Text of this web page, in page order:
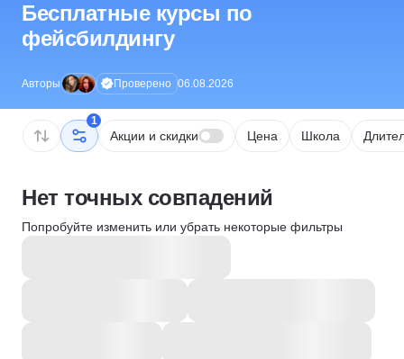
Бесплатные курсы по
фейсбилдингу
Авторы Проверено 06.08.2026
1
Акции и скидки Цена Школа
Нет точных совпадений
Попробуйте изменить или убрать некоторые фильтры